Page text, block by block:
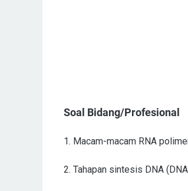
Soal Bidang/Profesional
1. Macam-macam RNA
2. Tahapan sintesis DNA